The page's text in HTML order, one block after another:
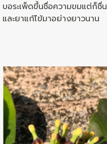
บอระเพ็ดขึ้นชื่อความขมแต่ก็
และยาแก้ไข้มาอย่างยาวนาน